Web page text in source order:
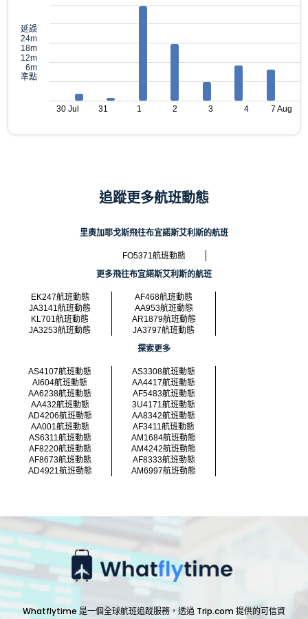
延誤
24m
18m
12m
6m
準點
30 Jul 31 1 2 3 4 7 Aug
追蹤更多航班動態
里奧加耶戈斯飛往布宜諾斯艾利斯的航班
FO5371航班動態
更多飛往布宜諾斯艾利斯的航班
EK247航班動態
AF468航班動態
JA3141航班動態
AA953航班動態
KL701航班動態
AR1879航班動態
JA3253航班動態
JA3797航班動態
探索更多
AS4107航班動態
AS3308航班動態
AI604航班動態
AA4417航班動態
AA6238航班動態
AF5483航班動態
AA432航班動態
3U4171航班動態
AD4206航班動態
AA8342航班動態
AA001航班動態
AF3411航班動態
AS6311航班動態
AM1684航班動態
AF8220航班動態
AM4242航班動態
AF8673航班動態
AF8333航班動態
AD4921航班動態
AM6997航班動態
Whatflytime 是一個全球航班追蹤服務，透過 Trip.com 提供的可信資